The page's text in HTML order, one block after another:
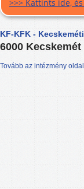
>>> Kattints ide,
KF-KFK -
6000
Tovább az intézmény